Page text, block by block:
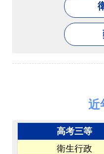
近
高考三等
衛生行政